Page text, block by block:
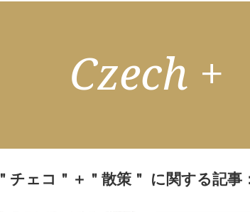
Czech +
＂チェコ＂＋＂散策＂ に関する記事